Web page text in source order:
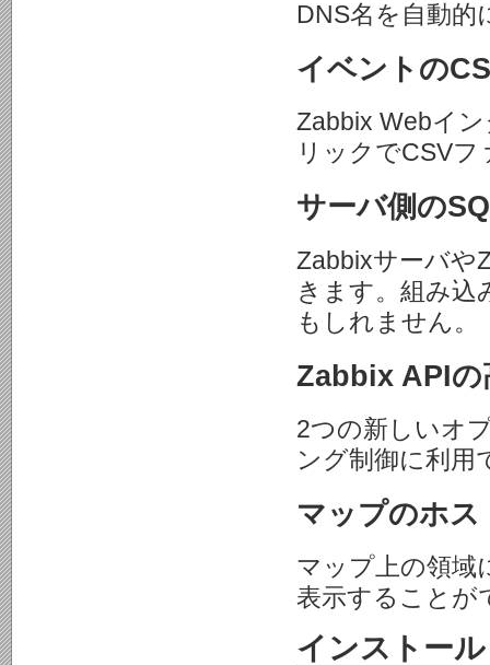
DNS名を自動的
イベントの
Zabbix Webイ
リックでCSV
サーバ側の
Zabbixサーバや
きます。組み込
もしれません。
Zabbix APIの
2つの新しいオ
ング制御に利用
マップのホス
マップ上の領域
表示することが
インストー